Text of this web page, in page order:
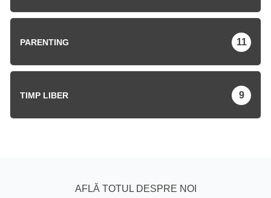
PARENTING 11
TIMP LIBER 9
AFLĂ TOTUL DESPRE NOI